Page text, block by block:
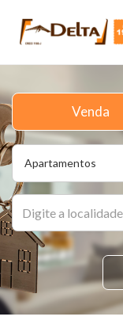
Apartamentos
Venda